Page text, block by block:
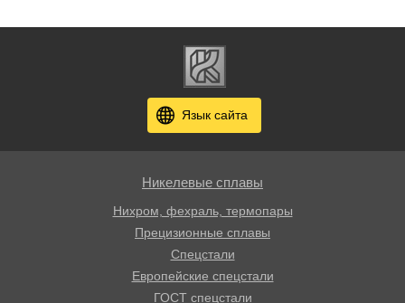
Язык сайта
Никелевые сплавы
Нихром, фехраль, термопары
Прецизионные сплавы
Спецстали
Европейские спецстали
ГОСТ спецстали